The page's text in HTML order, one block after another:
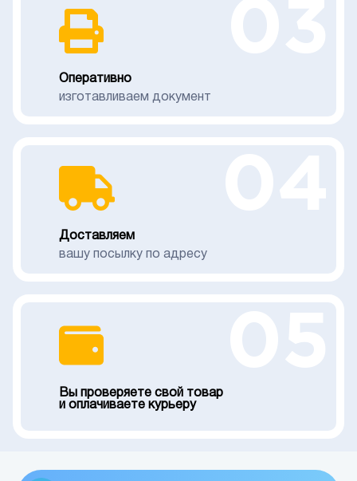
Оперативно
изготавливаем документ
Доставляем
вашу посылку по адресу
Вы проверяете свой товар
и оплачиваете курьеру